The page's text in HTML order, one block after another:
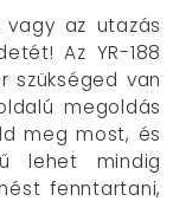
az utazás
Az YR-188
szükséged van
megoldás
meg most, és
lehet mindig
fenntartani,